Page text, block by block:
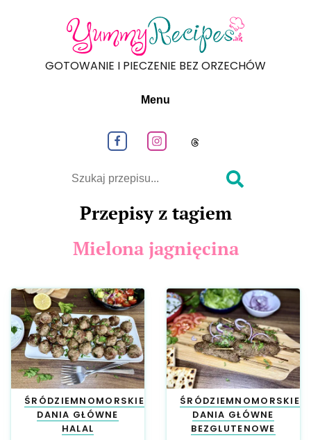
GOTOWANIE I PIECZENIE BEZ ORZECHÓW
Menu
Szukaj
Przepisy z tagiem
Mielona jagnięcina
ŚRÓDZIEMNOMORSKIE
DANIA GŁÓWNE
HALAL
ŚRÓDZIEMNOMORSKIE
DANIA GŁÓWNE
BEZGLUTENOWE